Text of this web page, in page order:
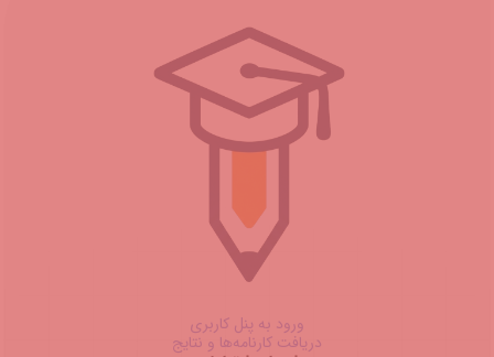
ورود به پنل کاربری
دریافت کارنامه‌ها و نتایج